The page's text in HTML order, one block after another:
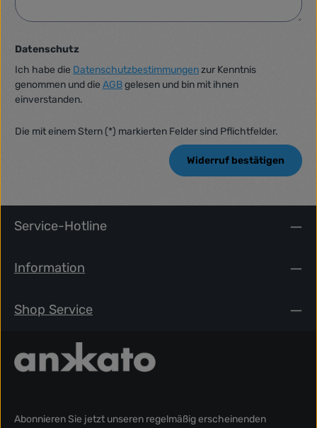
Datenschutz
Ich habe die Datenschutzbestimmungenzur Kenntnis
genommen und die AGBgelesen und bin mit ihnen
einverstanden.
Die mit einem Stern (*) markierten Felder sind Pflichtfelder.
Widerruf bestätigen
Service-Hotline
Information
Shop Service
Abonnieren Sie jetzt unseren regelmäßig erscheinenden